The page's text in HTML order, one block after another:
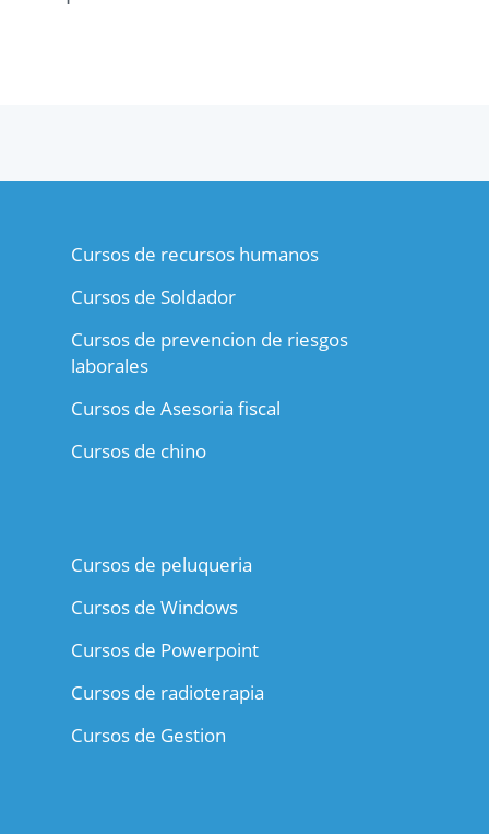
Cursos de recursos humanos
Cursos de Soldador
Cursos de prevencion de riesgos
laborales
Cursos de Asesoria fiscal
Cursos de chino
Cursos de peluqueria
Cursos de Windows
Cursos de Powerpoint
Cursos de radioterapia
Cursos de Gestion